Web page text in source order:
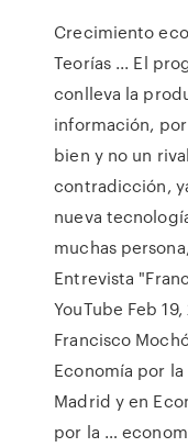
Crecimiento
Teorías ... El
conlleva la
información,
bien y no un
contradicción,
nueva
muchas
Entrevista
YouTube Feb
Francisco
Economía por
Madrid y en
por la …